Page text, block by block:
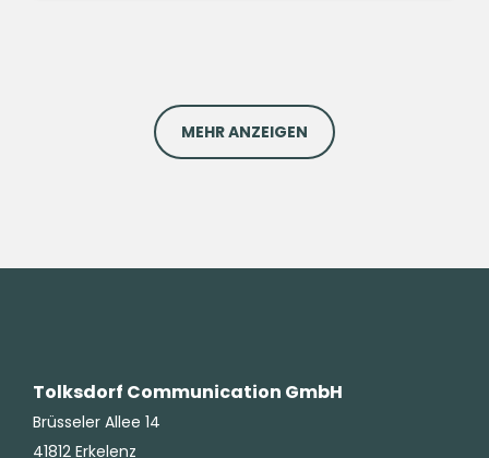
MEHR ANZEIGEN
Tolksdorf Communication GmbH
Brüsseler Allee 14
41812 Erkelenz